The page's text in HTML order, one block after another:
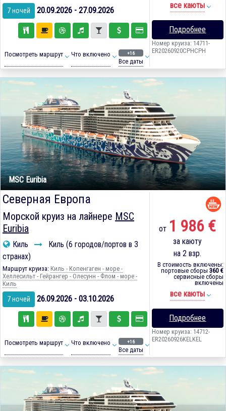
7 ночей 20.09.2026 - 27.09.2026
Посмотреть маршрут Что включено +16
Все даты
все каюты
Подробнее
Номер круиза: 14711-
ER20260920CPHCPH
MSC Euribia
Северная Европа
Морской круиз на лайнере MSC
Euribia
Киль
Киль (6 городов/портов в 3
странах)
Маршрут круиза: Киль - Копенгаген - море -
Хеллесильт - Гейрангер - Олесунн - Флом - море -
Киль
7 ночей 26.09.2026 - 03.10.2026
Посмотреть маршрут Что включено +16
Все даты
от 1 986 €
за каюту
на 2 взр.
В стоимость включены:
портовые сборы 360 €
сервисные сборы
включены
все каюты
Подробнее
Номер круиза: 14712-
ER20260926KELKEL